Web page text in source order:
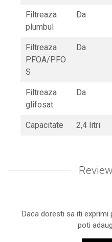
Filtreaza
plumbul
Da
Filtreaza
PFOA/PFO
S
Da
Filtreaza
glifosat
Da
Capacitate 2,4 litri
Daca doresti sa iti
poti